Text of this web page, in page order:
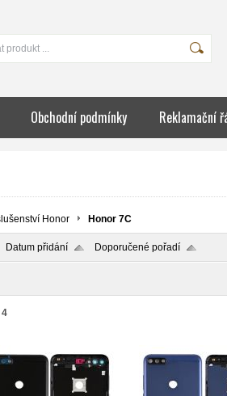
Obchodní podmínky Reklamační
Honor Honor 7C
Datum přidání Doporučené pořadí
4